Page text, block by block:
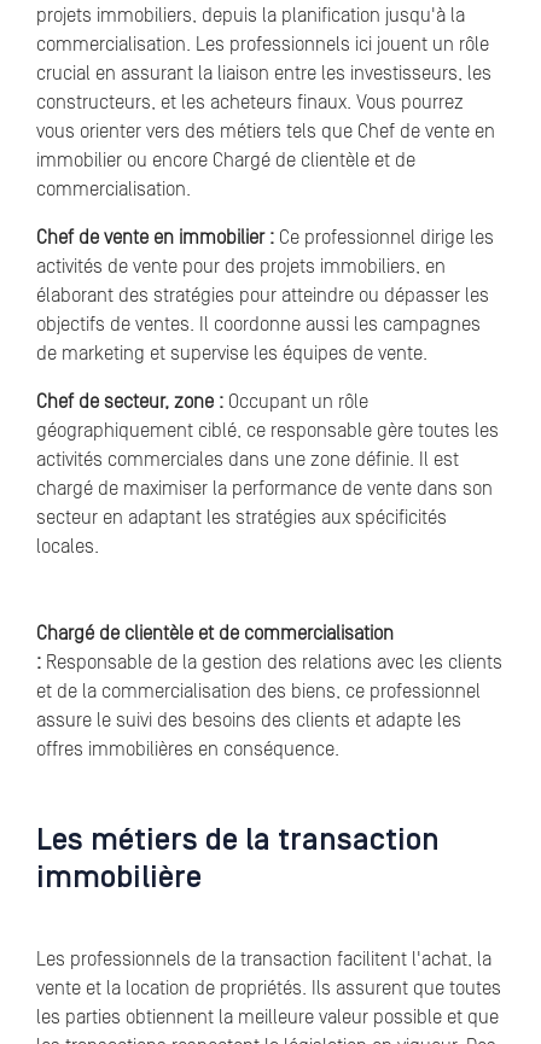
projets immobiliers, depuis la planification jusqu'à la
commercialisation. Les professionnels ici jouent un rôle
crucial en assurant la liaison entre les investisseurs, les
constructeurs, et les acheteurs finaux. Vous pourrez
vous orienter vers des métiers tels que Chef de vente en
immobilier ou encore Chargé de clientèle et de
commercialisation.
Chef de vente en immobilier : Ce professionnel dirige les
activités de vente pour des projets immobiliers, en
élaborant des stratégies pour atteindre ou dépasser les
objectifs de ventes. Il coordonne aussi les campagnes
de marketing et supervise les équipes de vente.
Chef de secteur, zone : Occupant un rôle
géographiquement ciblé, ce responsable gère toutes les
activités commerciales dans une zone définie. Il est
chargé de maximiser la performance de vente dans son
secteur en adaptant les stratégies aux spécificités
locales.
Chargé de clientèle et de commercialisation
: Responsable de la gestion des relations avec les clients
et de la commercialisation des biens, ce professionnel
assure le suivi des besoins des clients et adapte les
offres immobilières en conséquence.
Les métiers de la transaction
immobilière
Les professionnels de la transaction facilitent l'achat, la
vente et la location de propriétés. Ils assurent que toutes
les parties obtiennent la meilleure valeur possible et que